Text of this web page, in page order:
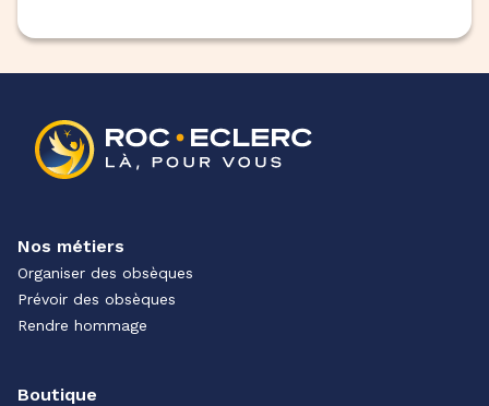
Nos métiers
Organiser des obsèques
Prévoir des obsèques
Rendre hommage
Boutique